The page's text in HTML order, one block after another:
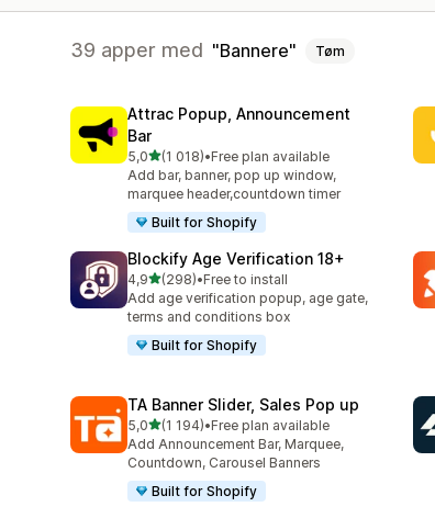
39 apper med Bannere Tøm
Attrac Popup, Announcement
Bar
5,0av 5 stjerner
(1 018)
Totalt 1018 omtaler
•Free plan available
Add bar, banner, pop up window,
marquee header,countdown timer
Built for Shopify
Blockify Age Verification 18+
4,9av 5 stjerner
(298)
Totalt 298 omtaler
•Free to install
Add age verification popup, age gate,
terms and conditions box
Built for Shopify
TA Banner Slider, Sales Pop up
5,0av 5 stjerner
(1 194)
Totalt 1194 omtaler
•Free plan available
Add Announcement Bar, Marquee,
Countdown, Carousel Banners
Built for Shopify